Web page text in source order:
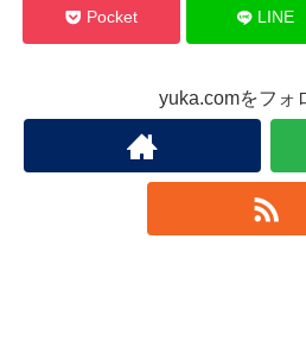
Pocket LINE
yuka.comをフォ